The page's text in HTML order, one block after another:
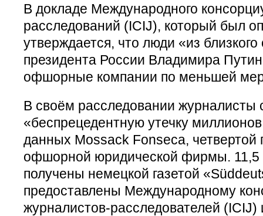
В докладе Международного
расследований (ICIJ), который был
утверждается, что люди «из
президента России Владимира
офшорные компании по меньшей
В своём расследовании журналисты
«беспрецедентную утечку
данных Mossack Fonseca, четвертой
офшорной юридической фирмы. 11,5
получены немецкой газетой
предоставлены Международному
журналистов-расследователей (ICIJ)